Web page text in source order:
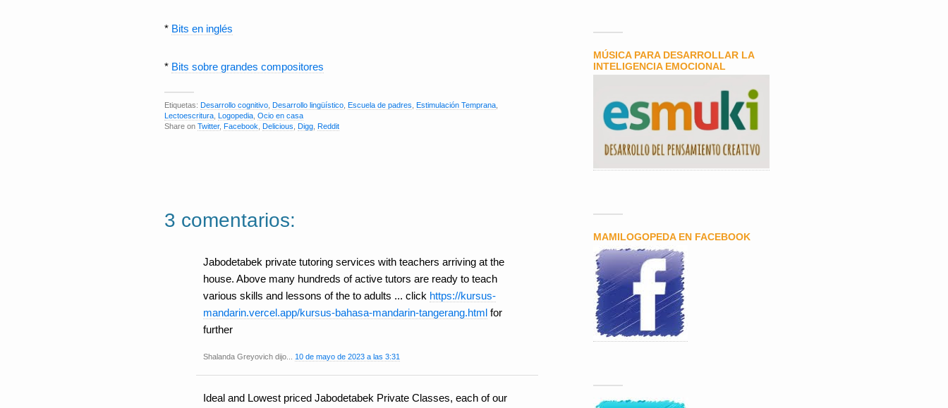
* Bits en inglés
* Bits sobre grandes compositores
Etiquetas: Desarrollo cognitivo Desarrollo lingüístico Escuela de padres Estimulación Temprana
Lectoescritura Logopedia Ocio en casa
Share on Twitter, Facebook Delicious Digg Reddit
3 comentarios:
Jabodetabek private tutoring services with teachers arriving at the
house. Above many hundreds of active tutors are ready to teach
various skills and lessons of the to adults ... click https://kursus-
mandarin.vercel.app/kursus-bahasa-mandarin-tangerang.html for
further
Shalanda Greyovich dijo... 10 de mayo de 2023 a las 3:31
Ideal and Lowest priced Jabodetabek Private Classes, each of our
MÚSICA PARA DESARROLLAR LA
INTELIGENCIA EMOCIONAL
MAMILOGOPEDA EN FACEBOOK